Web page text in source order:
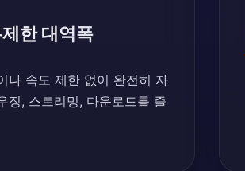
한 대역폭
나 속도 제한 없이 완전히 자
징, 스트리밍, 다운로드를 즐